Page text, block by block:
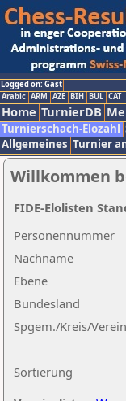
Logged on: Gast
Arabic ARM AZE BIH BUL CAT
Home TurnierDB
Turnierschach-Elozahl
Allgemeines Turnier
Willkommen
Nachname
Ebene
Sortierung
Personennummer
Bundesland
Spgem./Kreis/Verein
FIDE-Elolisten